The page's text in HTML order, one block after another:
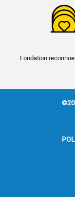
Fondation